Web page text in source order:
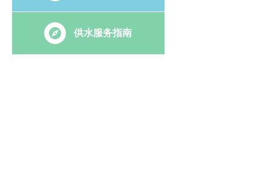
供水服务指南